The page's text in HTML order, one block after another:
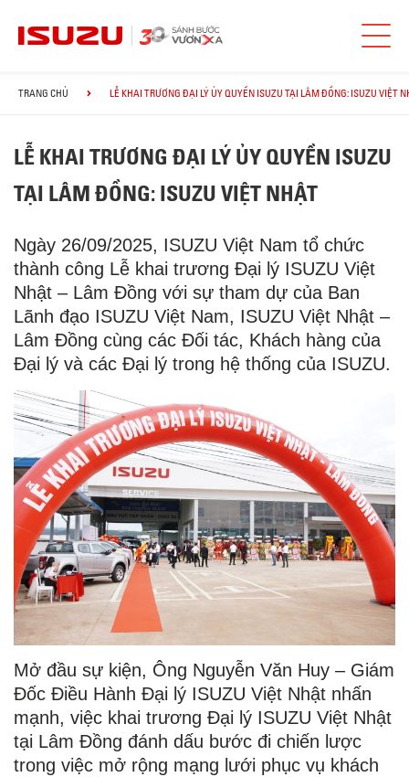
TRANG CHỦ LỄ KHAI TRƯƠNG ĐẠI LÝ ỦY QUYỀN ISUZU TẠI LÂM ĐỒNG: ISUZU VIỆT
LỄ KHAI TRƯƠNG ĐẠI LÝ ỦY QUYỀN ISUZU
TẠI LÂM ĐỒNG: ISUZU VIỆT NHẬT
Ngày 26/09/2025, ISUZU Việt Nam tổ chức
thành công Lễ khai trương Đại lý ISUZU Việt
Nhật – Lâm Đồng với sự tham dự của Ban
Lãnh đạo ISUZU Việt Nam, ISUZU Việt Nhật –
Lâm Đồng cùng các Đối tác, Khách hàng của
Đại lý và các Đại lý trong hệ thống của ISUZU.
Mở đầu sự kiện, Ông Nguyễn Văn Huy – Giám
Đốc Điều Hành Đại lý ISUZU Việt Nhật nhấn
mạnh, việc khai trương Đại lý ISUZU Việt Nhật
tại Lâm Đồng đánh dấu bước đi chiến lược
trong việc mở rộng mạng lưới phục vụ khách